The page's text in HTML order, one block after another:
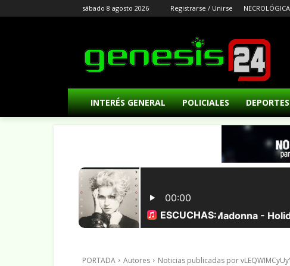
sábado 8 agosto 2026 Registrarse / Unirse
INTERÉS GENERAL POLICIALES DEPORTES
PORTADA Autores Noticias publicadas por